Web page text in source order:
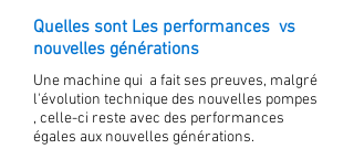
Quelles sont Les performances vs
nouvelles générations
Une machine qui a fait ses preuves, malgré
l'évolution technique des nouvelles pompes
, celle-ci reste avec des performances
égales aux nouvelles générations.